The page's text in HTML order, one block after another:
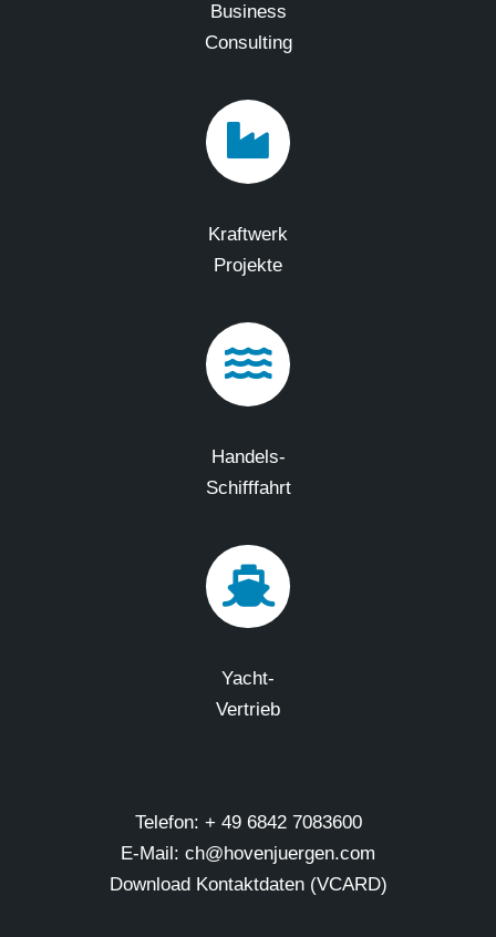
Business
Consulting
Kraftwerk
Projekte
Handels-
Schifffahrt
Yacht-
Vertrieb
Telefon: + 49 6842 7083600
E-Mail: ch@hovenjuergen.com
Download Kontaktdaten (VCARD)